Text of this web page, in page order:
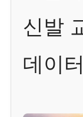
신발
데이터